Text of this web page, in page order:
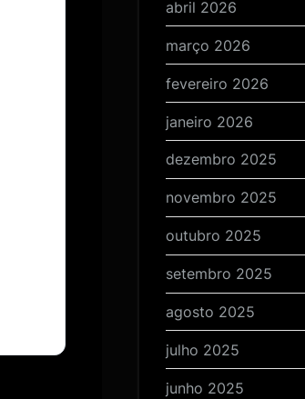
abril 2026
março 2026
fevereiro 2026
janeiro 2026
dezembro 2025
novembro 2025
outubro 2025
setembro 2025
agosto 2025
julho 2025
junho 2025